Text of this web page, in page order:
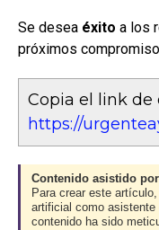
Se desea éxito a los
próximos
Copia el link de
https://
Contenido asistido
Para crear este
artificial como asistente
contenido ha sido